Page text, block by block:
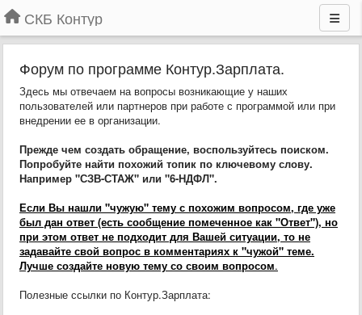
СКБ Контур
Форум по программе Контур.Зарплата.
Здесь мы отвечаем на вопросы возникающие у наших
пользователей или партнеров при работе с программой или при
внедрении ее в организации.
Прежде чем создать обращение, воспользуйтесь поиском.
Попробуйте найти похожий топик по ключевому слову.
Например "СЗВ-СТАЖ" или "6-НДФЛ".
Если Вы нашли "чужую" тему с похожим вопросом, где уже
был дан ответ (есть сообщение помеченное как "Ответ"), но
при этом ответ не подходит для Вашей ситуации, то не
задавайте свой вопрос в комментариях к "чужой" теме.
Лучше создайте новую тему со своим вопросом.
Полезные ссылки по Контур.Зарплата: